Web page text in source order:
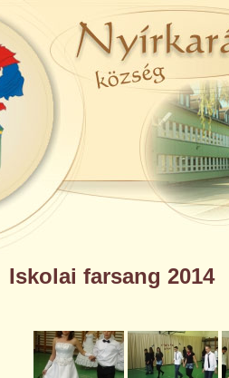
Iskolai farsang 2014